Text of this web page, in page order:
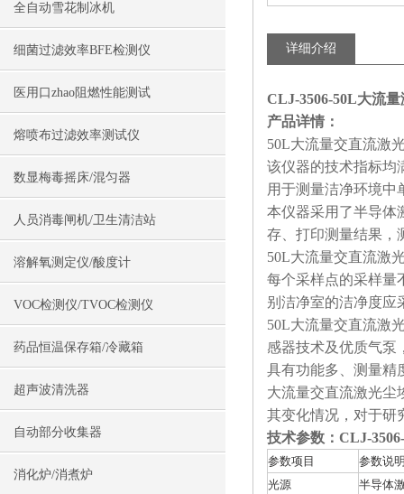
全自动雪花制冰机
细菌过滤效率BFE检测仪
医用口zhao阻燃性能测试
熔喷布过滤效率测试仪
数显梅毒摇床/混匀器
人员消毒闸机/卫生清洁站
溶解氧测定仪/酸度计
VOC检测仪/TVOC检测仪
药品恒温保存箱/冷藏箱
超声波清洗器
自动部分收集器
消化炉/消煮炉
详细介绍
CLJ-3506-50L大流
产品详情：
50L大流量交直流激
该仪器的技术指标均
用于测量洁净环境中
本仪器采用了半导体
存、打印测量结果，
50L大流量交直流激
每个采样点的采样量
别洁净室的洁净度应
50L大流量交直流激
感器技术及优质气泵
具有功能多、测量精
大流量交直流激光尘
其变化情况，对于研
技术参数： CLJ-
参数项目
参数说
光源
半导体